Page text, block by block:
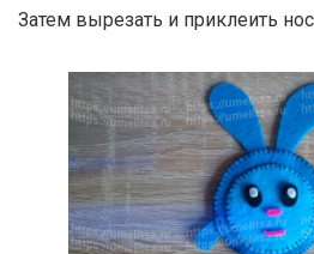
Затем вырезать и приклеить